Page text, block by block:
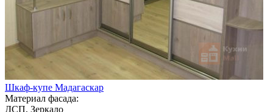
Шкаф-купе Мадагаскар
Материал фасада:
ДСП, Зеркало